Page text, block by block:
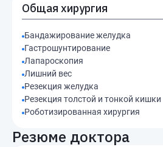
Общая хирургия
Бандажирование желудка
Гастрошунтирование
Лапароскопия
Лишний вес
Резекция желудка
Резекция толстой и тонкой кишки
Роботизированная хирургия
Резюме доктора